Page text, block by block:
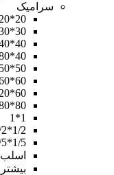
سرامیک
20*20
30*30
40*40
40*80
50*50
60*60
60*120
80*80
1*1
1/2*1/2
1/5*1/5
اسلب
بیشتر